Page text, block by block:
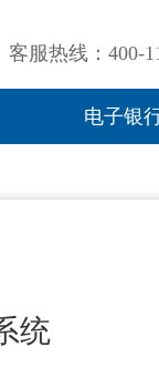
客服热线：400-
电子银
统